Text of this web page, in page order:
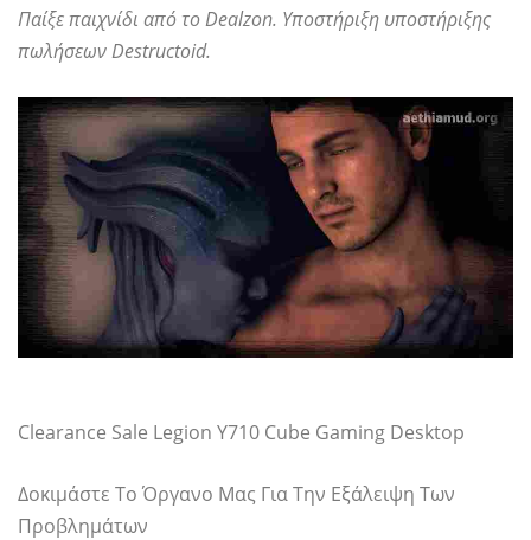
Παίξε παιχνίδι από το Dealzon. Υποστήριξη υποστήριξης
πωλήσεων Destructoid.
Clearance Sale Legion Y710 Cube Gaming Desktop
Δοκιμάστε Το Όργανο Μας Για Την Εξάλειψη Των
Προβλημάτων